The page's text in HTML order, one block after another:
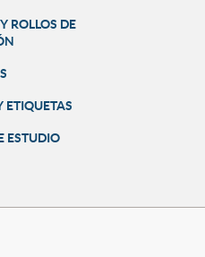
ROLLOS DE
ETIQUETAS
ESTUDIO